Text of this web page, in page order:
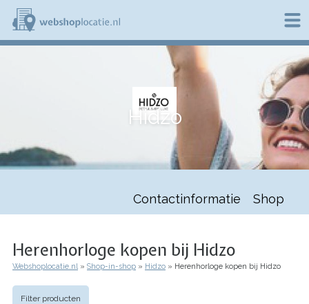
Overslaan
naar
de
o
c
Hidzo
Contactinformatie Shop
Herenhorloge kopen bij Hidzo
Kruimelpad
Webshoplocatie.nl Shop-in-shop Hidzo Herenhorloge kopen bij Hidzo
Filter producten